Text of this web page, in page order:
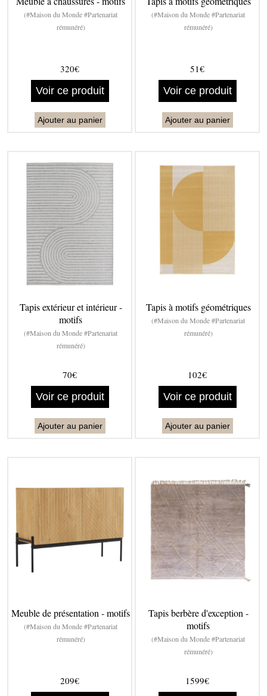
(#Maison du Monde #Partenariat
rémunéré)
320€
Voir ce produit
Ajouter au panier
(#Maison du Monde #Partenariat
rémunéré)
51€
Voir ce produit
Ajouter au panier
Tapis extérieur et intérieur -
motifs
(#Maison du Monde #Partenariat
rémunéré)
70€
Voir ce produit
Ajouter au panier
Tapis à motifs géométriques
(#Maison du Monde #Partenariat
rémunéré)
102€
Voir ce produit
Ajouter au panier
Meuble de présentation - motifs
(#Maison du Monde #Partenariat
rémunéré)
209€
Tapis berbère d'exception -
motifs
(#Maison du Monde #Partenariat
rémunéré)
1599€